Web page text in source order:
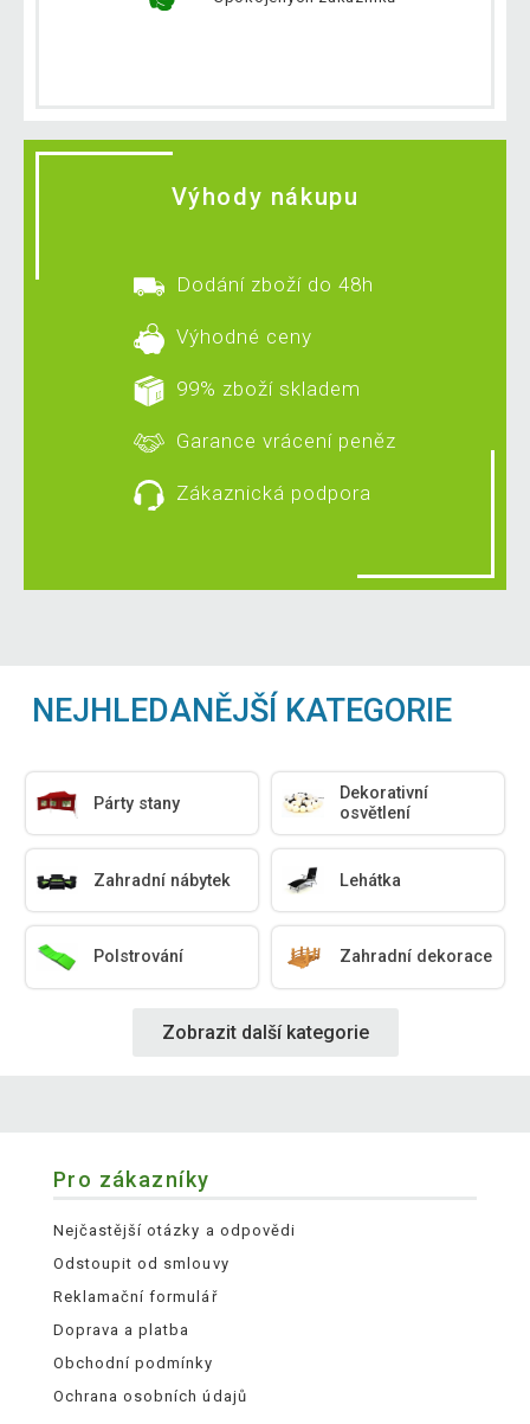
Výhody nákupu
Dodání zboží do 48h
Výhodné ceny
99% zboží skladem
Garance vrácení peněz
Zákaznická podpora
NEJHLEDANĚJŠÍ KATEGORIE
Párty stany
Dekorativní
osvětlení
Zahradní nábytek Lehátka
Polstrování Zahradní dekorace
Zobrazit další kategorie
Pro zákazníky
Nejčastější otázky a odpovědi
Odstoupit od smlouvy
Reklamační formulář
Doprava a platba
Obchodní podmínky
Ochrana osobních údajů